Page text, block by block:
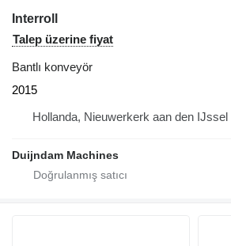
Interroll
Talep üzerine fiyat
Bantlı konveyör
2015
Hollanda, Nieuwerkerk aan den IJssel
Duijndam Machines